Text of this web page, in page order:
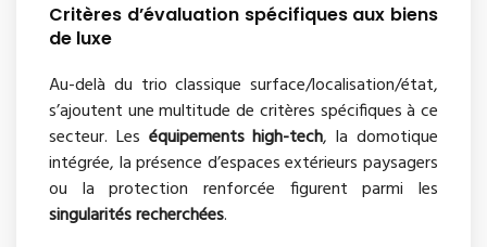
Critères d’évaluation spécifiques aux biens
de luxe
Au-delà du trio classique surface/localisation/état,
s’ajoutent une multitude de critères spécifiques à ce
secteur. Les équipements high-tech, la domotique
intégrée, la présence d’espaces extérieurs paysagers
ou la protection renforcée figurent parmi les
singularités recherchées.